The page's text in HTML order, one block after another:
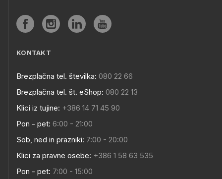
KONTAKT
Brezplačna tel. številka: 080 22 66
Brezplačna tel. št. eShop: 080 22 13
Klici iz tujine: +386 14 71 45 90
Pon - pet: 6:00 - 21:00
Sob, ned in prazniki: 7:00 - 20:00
Klici za pravne osebe: +386 1 58 63 535
Pon - pet: 7:00 - 15:00